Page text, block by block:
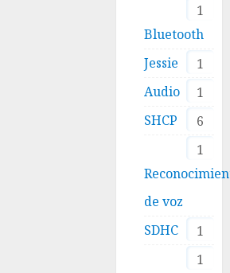
1
Bluetooth
1
Jessie
1
Audio
6
SHCP
1
de voz
1
SDHC
1